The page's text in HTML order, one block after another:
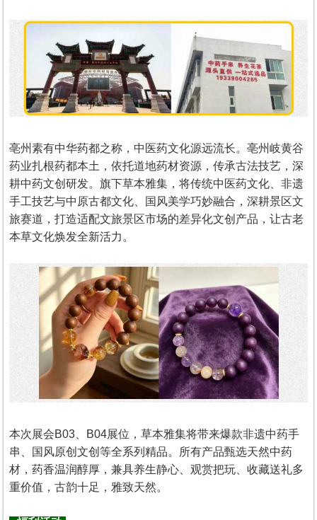
亳州素有中华药都之称，中医药文化源远流长。亳州岐黄谷
药业扎根药都本土，依托道地药材资源，传承古法技艺，深
耕中药文创研发。旗下草本雅集，将传统中医药文化、非遗
手工技艺与中原古都文化、国风美学巧妙融合，深耕景区文
旅赛道，打造适配文旅景区市场的差异化文创产品，让古老
本草文化焕发全新活力。
本次展会B03、B04展位，草本雅集将带来爆款非遗中药手
串、国风原创文创等全系列精品。所有产品甄选天然中药
材，药香温润醇厚，兼具养生静心、观赏把玩、收藏送礼多
重价值，古韵十足，雅致天然。